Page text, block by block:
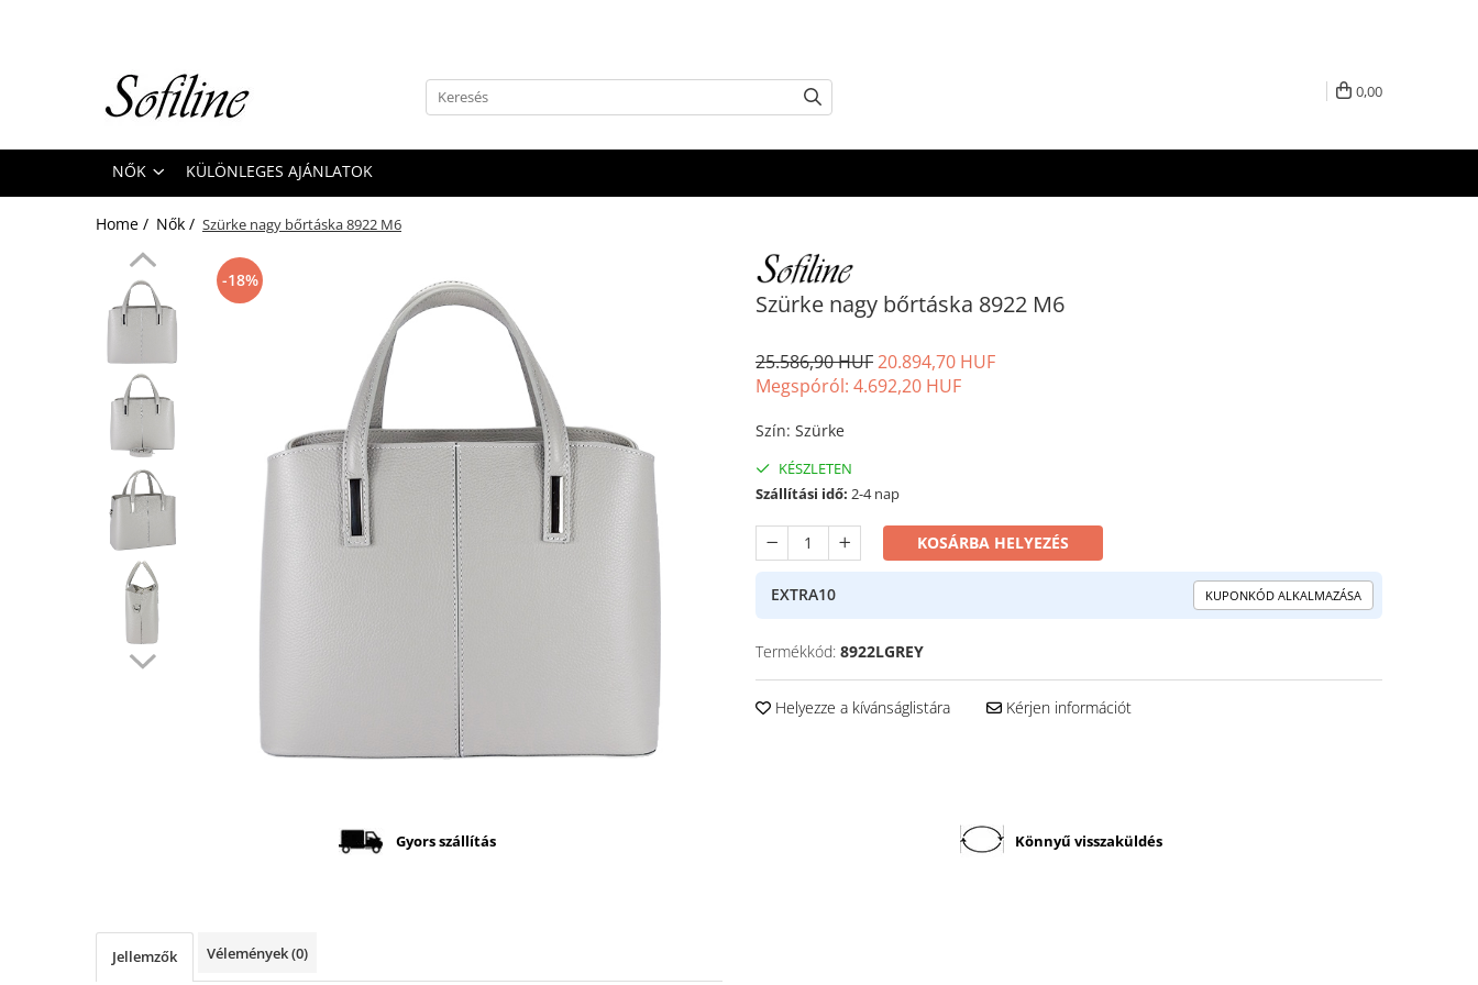
Táskák és retikülök
0,00
NŐK KÜLÖNLEGES AJÁNLATOK
Home / Nők / Szürke nagy bőrtáska 8922 M6
Szürke nagy bőrtáska 8922 M6
-18%
Facebook
25.586,90 HUF20.894,70 HUF
Megspóról: 4.692,20 HUF
Szín: Szürke
KÉSZLETEN
Szállítási idő: 2-4 nap
KOSÁRBA HELYEZÉS
EXTRA10 KUPONKÓD ALKALMAZÁSA
Termékkód: 8922LGREY
Helyezze a kívánságlistára Kérjen információt
Gyors szállítás Könnyű visszaküldés
Jellemzők Vélemények(0)